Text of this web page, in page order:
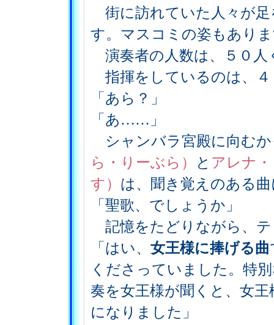
街に訪れていた人々が足
す。マスコミの姿もあり
演奏者の人数は、５０人
指揮をしているのは、
「あら？」
「あ……」
シャンバラ宮殿に向む
ら・りーぶら）
と アレナ
す） は、聞き覚えのある
「聖歌、でしょうか」
記憶をたどりながら、
「はい、 女王様に捧げる曲
くださっていました。特
奏を女王様が聞くと、女
になりました」